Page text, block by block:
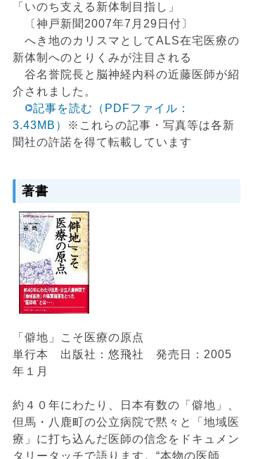
「いのち支える新体制目指し」
〔神戸新聞2007年7月29日付〕
へき地のカリスマとしてALS在宅医療の
新体制へのとりくみが注目される
谷名誉院長と脳神経内科の近藤医師が紹
介されました。
記事を読む（PDFファイル：
3.43MB）
※これらの記事・写真等は各新
聞社の許諾を得て転載しています
著書
「僻地」こそ医療の原点
単行本 出版社：悠飛社 発売日：2005
年１月
約４０年にわたり、日本有数の「僻地」、
但馬・八鹿町の公立病院で黙々と「地域医
療」に打ち込んだ医師の信念をドキュメン
タリータッチで語ります。“本物の医師